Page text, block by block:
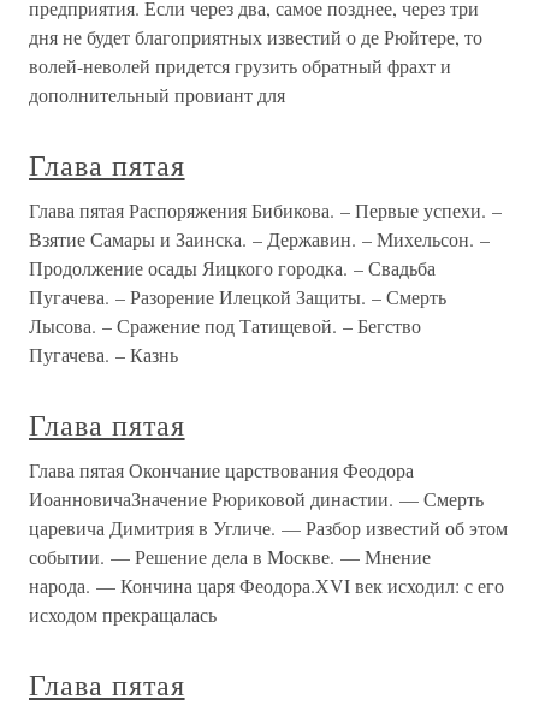
предприятия. Если через два, самое позднее, через три
дня не будет благоприятных известий о де Рюйтере, то
волей-неволей придется грузить обратный фрахт и
дополнительный провиант для
Глава пятая
Глава пятая Распоряжения Бибикова. – Первые успехи. –
Взятие Самары и Заинска. – Державин. – Михельсон. –
Продолжение осады Яицкого городка. – Свадьба
Пугачева. – Разорение Илецкой Защиты. – Смерть
Лысова. – Сражение под Татищевой. – Бегство
Пугачева. – Казнь
Глава пятая
Глава пятая Окончание царствования Феодора
ИоанновичаЗначение Рюриковой династии. — Смерть
царевича Димитрия в Угличе. — Разбор известий об этом
событии. — Решение дела в Москве. — Мнение
народа. — Кончина царя Феодора.XVI век исходил: с его
исходом прекращалась
Глава пятая